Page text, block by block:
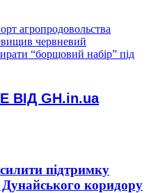
агропродовольства
червневий
“борщовий набір” під
ВІД GH.in.ua
підтримку
Дунайського коридору